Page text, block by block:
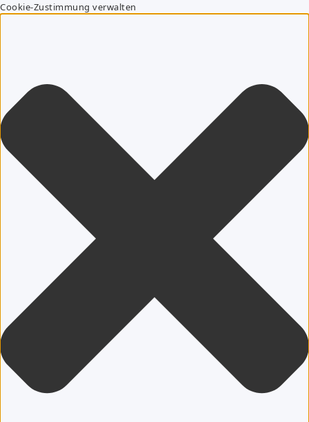
Cookie-Zustimmung verwalten